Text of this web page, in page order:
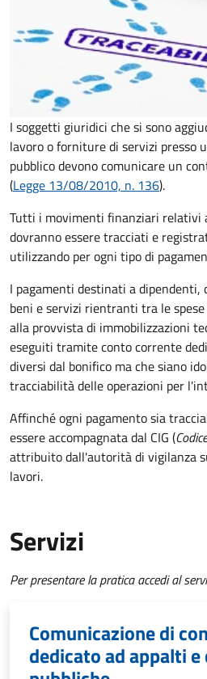
I soggetti giuridici che si sono
lavoro o forniture di servizi presso
pubblico devono comunicare un
(Legge 13/08/2010, n. 136).
Tutti i movimenti finanziari relativi
dovranno essere tracciati e
utilizzando per ogni tipo di
I pagamenti destinati a
beni e servizi rientranti tra le
alla provvista di immobilizzazioni
eseguiti tramite conto corrente
diversi dal bonifico ma che siano
tracciabilità delle operazioni per
Affinché ogni pagamento sia
essere accompagnata dal CIG (
attribuito dall'autorità di vigilanza
lavori.
Servizi
Per presentare la pratica accedi al
Comunicazione di
dedicato ad appalti e